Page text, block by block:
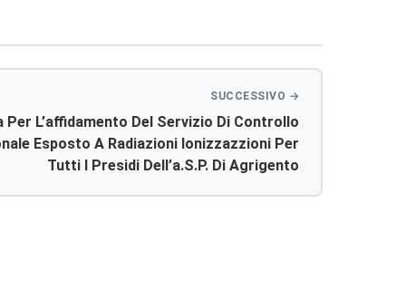
L’affidamento Del Servizio Di Controllo
Esposto A Radiazioni Ionizzazzioni Per
Tutti I Presidi Dell’a.s.p. Di Agrigento